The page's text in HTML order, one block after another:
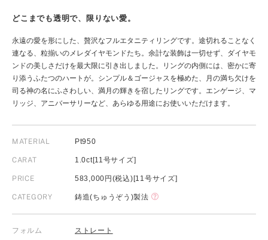
どこまでも透明で、限りない愛。
永遠の愛を形にした、贅沢なフルエタニティリングです。途切れることなく
連なる、粒揃いのメレダイヤモンドたち。余計な装飾は一切せず、ダイヤモ
ンドの美しさだけを最大限に引き出しました。リングの内側には、密かに寄
り添うふたつのハートが。シンプル＆ゴージャスを極めた、月の満ち欠けを
司る神の名にふさわしい、満月の輝きを宿したリングです。エンゲージ、マ
リッジ、アニバーサリーなど、あらゆる用途にお使いいただけます。
MATERIAL Pt950
CARAT 1.0ct[11号サイズ]
PRICE 583,000円(税込)[11号サイズ]
CATEGORY 鋳造(ちゅうぞう)製法
フォルム ストレート